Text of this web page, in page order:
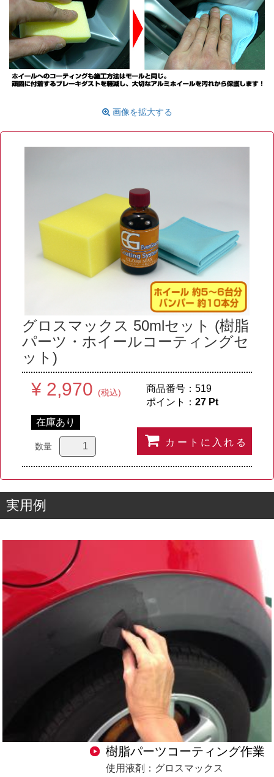
画像を拡大する
グロスマックス 50mlセット (樹脂
パーツ・ホイールコーティングセ
ット)
¥ 2,970 (税込) 商品番号： 519
ポイント： 27 Pt
在庫あり
数量 カートに入れる
実用例
樹脂パーツコーティング作業
使用液剤：グロスマックス